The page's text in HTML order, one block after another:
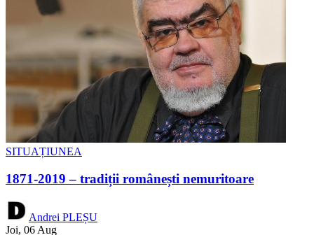
SITUAȚIUNEA
1871-2019 – tradiții românești nemuritoare
Andrei PLEȘU
Joi, 06 Aug